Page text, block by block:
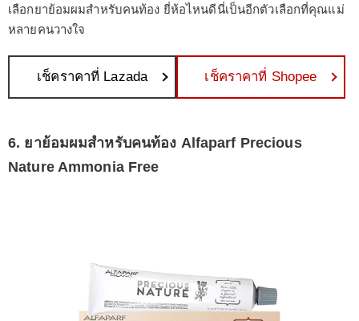
เลือกยาย้อมผมสำหรับคนท้อง ยี่ห้อไหนดีนี่เป็นอีกตัวเลือกที่คุณแม่
หลายคนวางใจ
เช็คราคาที่ Lazada เช็คราคาที่ Shopee
6. ยาย้อมผมสำหรับคนท้อง Alfaparf Precious
Nature Ammonia Free